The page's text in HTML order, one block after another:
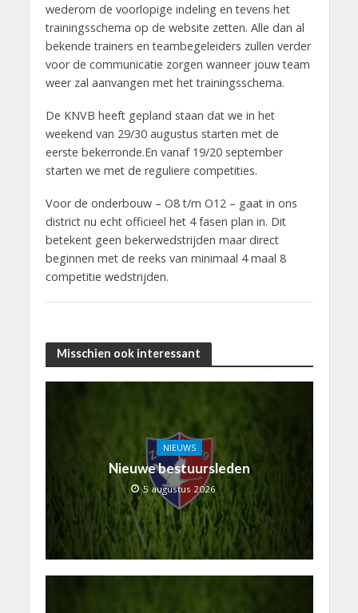
wederom de voorlopige indeling en tevens het
trainingsschema op de website zetten. Alle dan al
bekende trainers en teambegeleiders zullen verder
voor de communicatie zorgen wanneer jouw team
weer zal aanvangen met het trainingsschema.
De KNVB heeft gepland staan dat we in het
weekend van 29/30 augustus starten met de
eerste bekerronde.En vanaf 19/20 september
starten we met de reguliere competities.
Voor de onderbouw – O8 t/m O12 – gaat in ons
district nu echt officieel het 4 fasen plan in. Dit
betekent geen bekerwedstrijden maar direct
beginnen met de reeks van minimaal 4 maal 8
competitie wedstrijden.
Misschien ook interessant
NIEUWS
Nieuwe bestuursleden
5 augustus 2026